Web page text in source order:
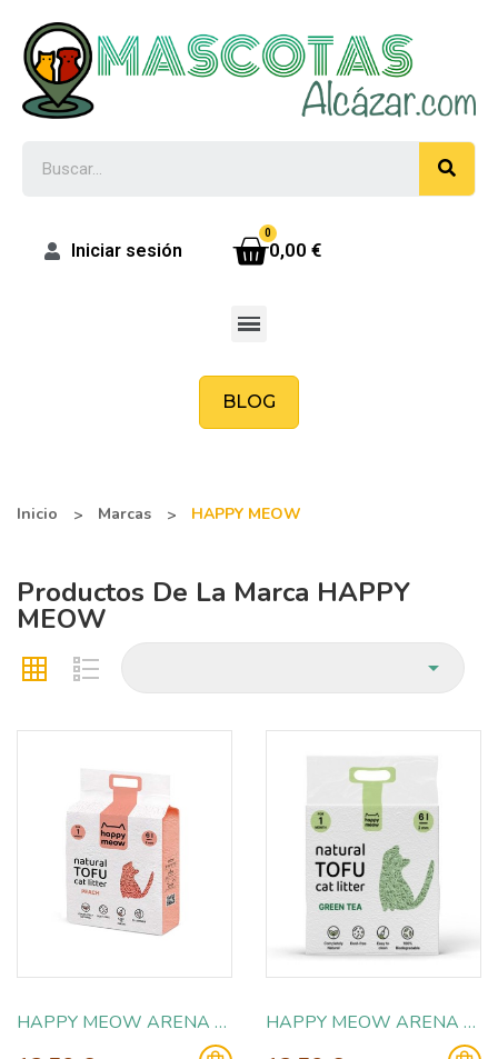
Iniciar sesión 0,00 €
BLOG
Inicio Marcas HAPPY MEOW
Productos De La Marca HAPPY
MEOW

HAPPY MEOW ARENA GATOS MELOCOTON 6L HAPPY MEOW ARENA DE TOFU GATOS CARBON ACTIVO 5KG